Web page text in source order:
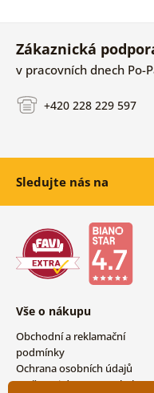
Zákaznická
v pracovních dnech Po-
+420 228 229 597
Sledujte nás na
Vše o nákupu
Obchodní a reklamační
podmínky
Ochrana osobních údajů
Možnosti dopravy a platby